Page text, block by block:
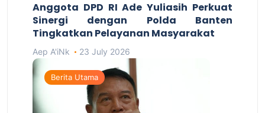
Anggota DPD RI Ade Yuliasih Perkuat
Sinergi dengan Polda Banten
Tingkatkan Pelayanan Masyarakat
Aep A'iNk 23 July 2026
Berita Utama